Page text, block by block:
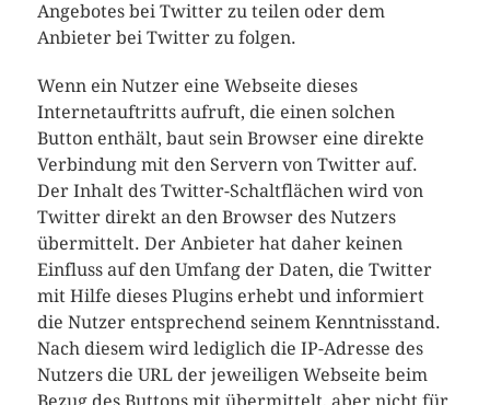
Angebotes bei Twitter zu teilen oder dem
Anbieter bei Twitter zu folgen.
Wenn ein Nutzer eine Webseite dieses
Internetauftritts aufruft, die einen solchen
Button enthält, baut sein Browser eine direkte
Verbindung mit den Servern von Twitter auf.
Der Inhalt des Twitter-Schaltflächen wird von
Twitter direkt an den Browser des Nutzers
übermittelt. Der Anbieter hat daher keinen
Einfluss auf den Umfang der Daten, die Twitter
mit Hilfe dieses Plugins erhebt und informiert
die Nutzer entsprechend seinem Kenntnisstand.
Nach diesem wird lediglich die IP-Adresse des
Nutzers die URL der jeweiligen Webseite beim